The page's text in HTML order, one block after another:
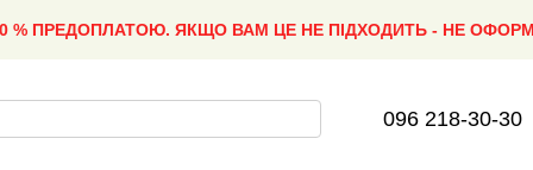
% ПРЕДОПЛАТОЮ. ЯКЩО ВАМ ЦЕ НЕ ПІДХОДИТЬ - НЕ
096 218-30-30